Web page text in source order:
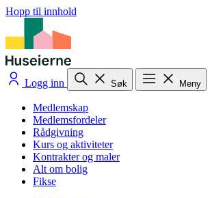
Hopp til innhold
Logg inn Søk Meny
Medlemskap
Medlemsfordeler
Rådgivning
Kurs og aktiviteter
Kontrakter og maler
Alt om bolig
Fikse